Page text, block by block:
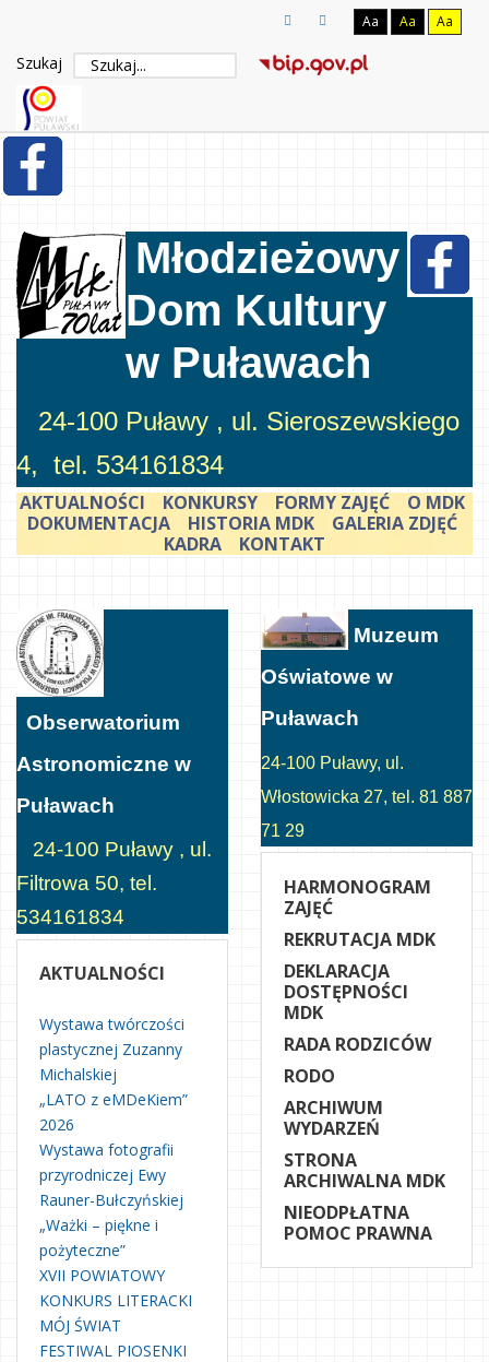
Aa Aa Aa
Szukaj
Młodzieżowy
Dom Kultury
w Puławach
24-100 Puławy , ul. Sieroszewskiego
4, tel. 534161834
AKTUALNOŚCI KONKURSY FORMY ZAJĘĆ
O MDK
DOKUMENTACJA
HISTORIA MDK
GALERIA ZDJĘĆ
KADRA
KONTAKT
Obserwatorium
Astronomiczne w
Puławach
24-100 Puławy , ul.
Filtrowa 50, tel.
534161834
AKTUALNOŚCI
Wystawa twórczości
plastycznej Zuzanny
Michalskiej
„LATO z eMDeKiem”
2026
Wystawa fotografii
przyrodniczej Ewy
Rauner-Bułczyńskiej
„Ważki – piękne i
pożyteczne”
XVII POWIATOWY
KONKURS LITERACKI
MÓJ ŚWIAT
FESTIWAL PIOSENKI
Muzeum
Oświatowe w
Puławach
24-100 Puławy, ul.
Włostowicka 27, tel. 81 887
71 29
HARMONOGRAM
ZAJĘĆ
REKRUTACJA MDK
DEKLARACJA
DOSTĘPNOŚCI
MDK
RADA RODZICÓW
RODO
ARCHIWUM
WYDARZEŃ
STRONA
ARCHIWALNA MDK
NIEODPŁATNA
POMOC PRAWNA